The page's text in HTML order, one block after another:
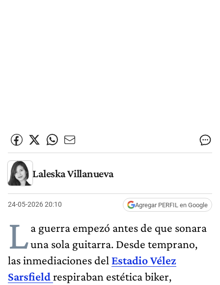
Laleska Villanueva
24-05-2026 20:10 Agregar PERFIL en Google
La guerra empezó antes de que sonara
una sola guitarra. Desde temprano,
las inmediaciones del Estadio Vélez
Sarsfieldrespiraban estética biker,